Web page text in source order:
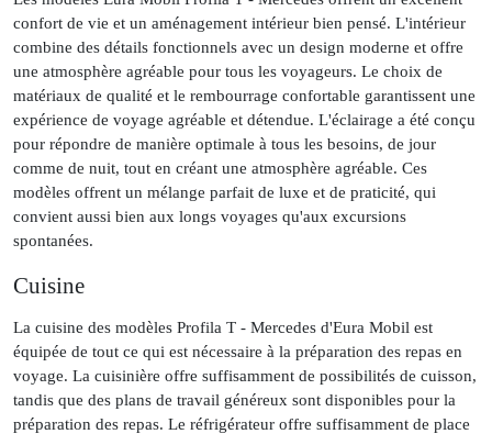
confort de vie et un aménagement intérieur bien pensé. L'intérieur
combine des détails fonctionnels avec un design moderne et offre
une atmosphère agréable pour tous les voyageurs. Le choix de
matériaux de qualité et le rembourrage confortable garantissent une
expérience de voyage agréable et détendue. L'éclairage a été conçu
pour répondre de manière optimale à tous les besoins, de jour
comme de nuit, tout en créant une atmosphère agréable. Ces
modèles offrent un mélange parfait de luxe et de praticité, qui
convient aussi bien aux longs voyages qu'aux excursions
spontanées.
Cuisine
La cuisine des modèles Profila T - Mercedes d'Eura Mobil est
équipée de tout ce qui est nécessaire à la préparation des repas en
voyage. La cuisinière offre suffisamment de possibilités de cuisson,
tandis que des plans de travail généreux sont disponibles pour la
préparation des repas. Le réfrigérateur offre suffisamment de place